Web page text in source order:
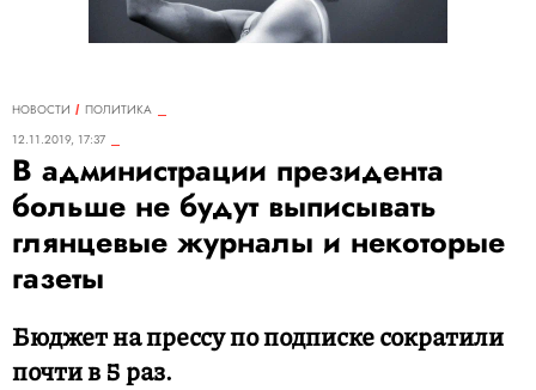
НОВОСТИ
ПОЛИТИКА
12.11.2019, 17:37
В администрации президента
больше не будут выписывать
глянцевые журналы и некоторые
газеты
Бюджет на прессу по подписке сократили
почти в 5 раз.